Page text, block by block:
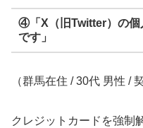
④「X（旧Twitter）の個
です」
（群馬在住 / 30代 男性 /
クレジットカードを強制